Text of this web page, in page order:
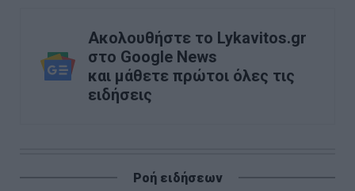
Ακολουθήστε το Lykavitos.gr
στο Google News
και μάθετε πρώτοι όλες τις
ειδήσεις
Ροή ειδήσεων